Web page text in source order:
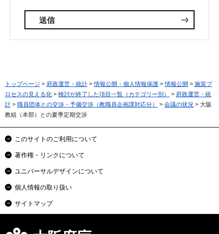
トップページ > 府政運営・統計 >情報公開・個人情報保護 >情報公開 > 施策プ
ロセスの見える化 > 検討が終了した項目一覧（カテゴリー別） > 府政運営・統
計 > 職員団体との交渉・予備交渉（教職員企画課対応分） > 会議の状況 > 大阪
教組（本部）との夏季定期交渉
このサイトのご利用について
著作権・リンクについて
ユニバーサルデザインについて
個人情報の取り扱い
サイトマップ